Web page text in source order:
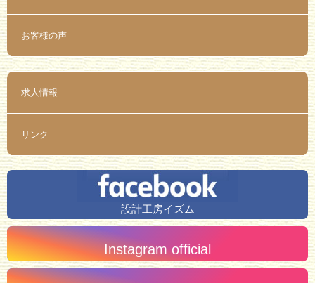
お客様の声
求人情報
リンク
設計工房イズム
Instagram official